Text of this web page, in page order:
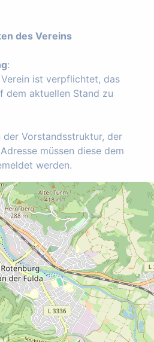
des Vereins
:
ist verpflichtet, das
dem aktuellen Stand zu
der Vorstandsstruktur, der
müssen diese dem
werden.